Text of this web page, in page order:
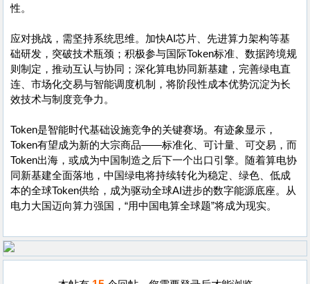
性。
应对挑战，需坚持系统思维。加快AI芯片、先进算力架构等基
础研发，突破技术瓶颈；积极参与国际Token标准、数据跨境规
则制定，推动互认与协同；深化算电协同新基建，完善绿电直
连、市场化交易与智能调度机制，将阶段性成本优势沉淀为长
效技术与制度竞争力。
Token是智能时代基础设施竞争的关键赛场。有迹象显示，
Token有望成为新的大宗商品——标准化、可计量、可交易，而
Token出海，或成为中国制造之后下一个出口引擎。随着算电协
同新基建全面落地，中国绿电将持续转化为稳定、绿色、低成
本的全球Token供给，成为驱动全球AI进步的数字能源底座。从
电力大国迈向算力强国，“用中国电算全球题”将成为现实。